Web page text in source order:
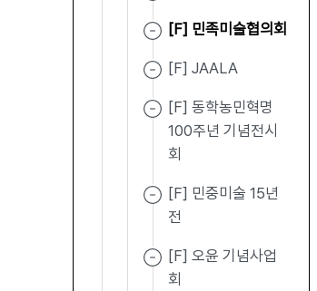
[F] 민족미술협의회
[F] JAALA
[F] 동학농민혁명
100주년 기념전시
회
[F] 민중미술 15년
전
[F] 오윤 기념사업
회